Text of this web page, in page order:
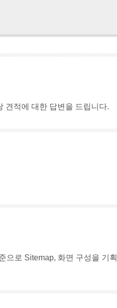
견적에 대한 답변을 드립니다.
으로 Sitemap, 화면 구성을 기획